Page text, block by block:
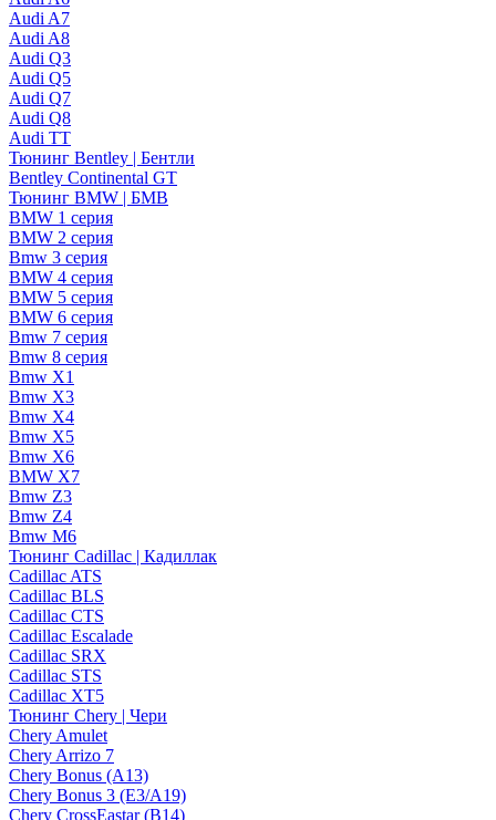
Audi A7
Audi A8
Audi Q3
Audi Q5
Audi Q7
Audi Q8
Audi TT
Тюнинг Bentley | Бентли
Bentley Continental GT
Тюнинг BMW | БМВ
BMW 1 серия
BMW 2 серия
Bmw 3 серия
BMW 4 серия
BMW 5 серия
BMW 6 серия
Bmw 7 серия
Bmw 8 серия
Bmw X1
Bmw X3
Bmw X4
Bmw X5
Bmw X6
BMW X7
Bmw Z3
Bmw Z4
Bmw М6
Тюнинг Cadillac | Кадиллак
Cadillac ATS
Cadillac BLS
Cadillac CTS
Cadillac Escalade
Cadillac SRX
Cadillac STS
Cadillac XT5
Тюнинг Chery | Чери
Chery Amulet
Chery Arrizo 7
Chery Bonus (A13)
Chery Bonus 3 (E3/A19)
Chery CrossEastar (B14)